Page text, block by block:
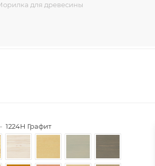
для древесины
1224H Графит